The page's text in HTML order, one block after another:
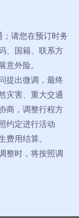
请您在预订时务
、国籍、联系方
外险。
提出微调，最终
灾害、重大交通
商，调整行程方
约定进行活动
用结算。
整时，将按照调